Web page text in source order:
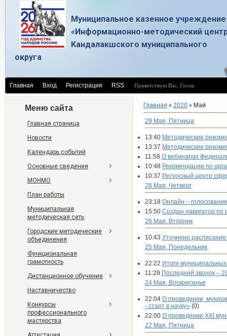
Муниципальное казенное учреждение
«Информационно-методический
Кандалакшского муниципального
округа
Главная Вход Регистрация RSS Приветствую Вас Гость
Меню сайта
Главная страница
Новости
Календарь событий
Основные сведения
МОНМО
План работы
Муниципальная
методическая сеть
Городские методические
объединения
Функциональная
грамотность
Дистанционное обучение
Наставничество
Конкурсы
профессионального
мастерства
Главная » 2020 » Май
29 Мая, Пятница
13:40 Методические
13:37 Методические
11:58 О вебинарах
10:48 Рекомендации по
10:37 Ресурсный центр
28 Мая, Четверг
23:18 Онлайн –
15:50 Создан навигатор по
26 Мая, Вторник
10:43 Уточнено
25 Мая, Понедельник
22:22 Итоги
11:29 Последний звонок –
24 Мая, Воскресенье
22:04 О проведении
- старт в науку» (0)
22:00 О проведении XXI
22 Мая, Пятница